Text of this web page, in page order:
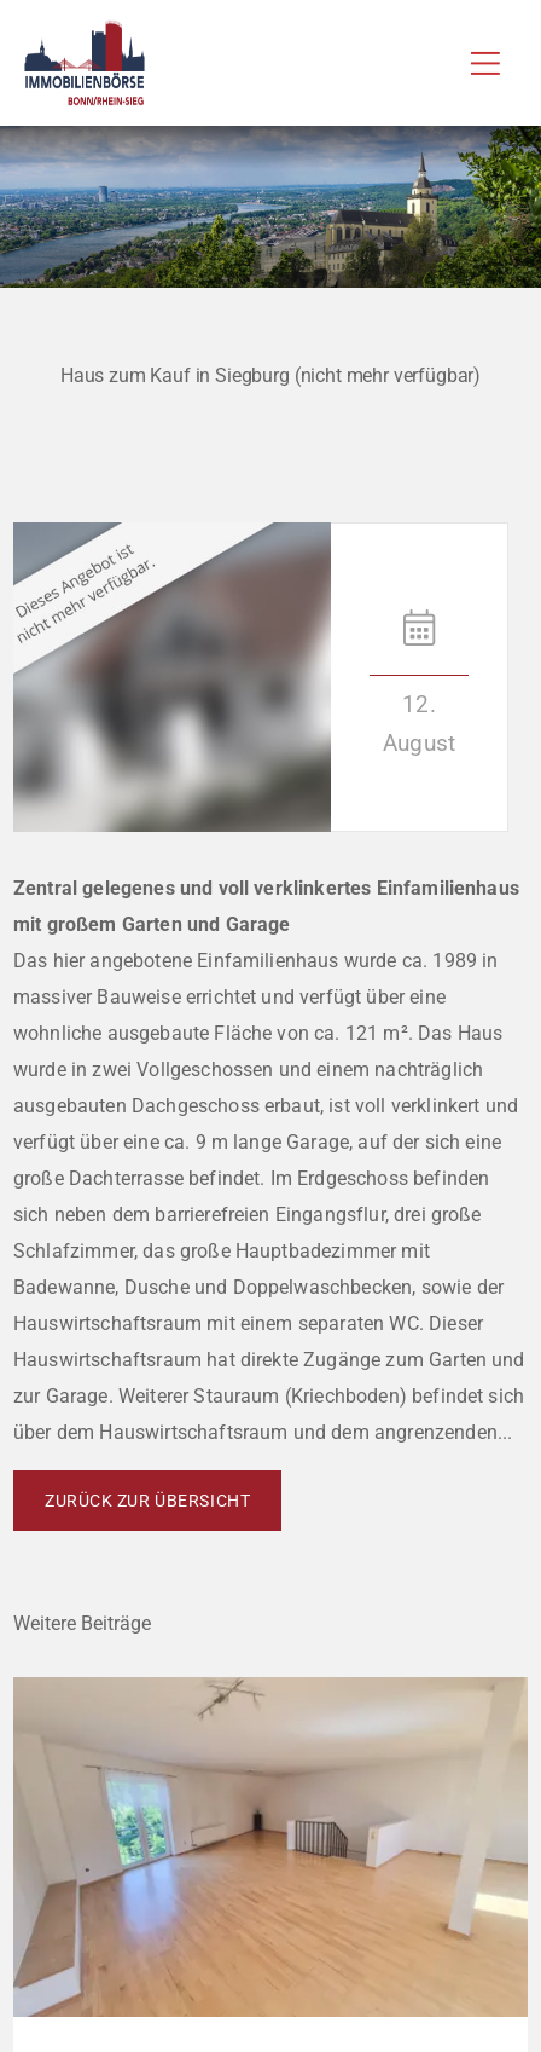
Inhalt
springen
Haus zum Kauf in Siegburg (nicht mehr verfügbar)
12.
August
Zentral gelegenes und voll verklinkertes Einfamilienhaus
mit großem Garten und Garage
Das hier angebotene Einfamilienhaus wurde ca. 1989 in
massiver Bauweise errichtet und verfügt über eine
wohnliche ausgebaute Fläche von ca. 121 m². Das Haus
wurde in zwei Vollgeschossen und einem nachträglich
ausgebauten Dachgeschoss erbaut, ist voll verklinkert und
verfügt über eine ca. 9 m lange Garage, auf der sich eine
große Dachterrasse befindet. Im Erdgeschoss befinden
sich neben dem barrierefreien Eingangsflur, drei große
Schlafzimmer, das große Hauptbadezimmer mit
Badewanne, Dusche und Doppelwaschbecken, sowie der
Hauswirtschaftsraum mit einem separaten WC. Dieser
Hauswirtschaftsraum hat direkte Zugänge zum Garten und
zur Garage. Weiterer Stauraum (Kriechboden) befindet sich
über dem Hauswirtschaftsraum und dem angrenzenden...
ZURÜCK ZUR ÜBERSICHT
Weitere Beiträge